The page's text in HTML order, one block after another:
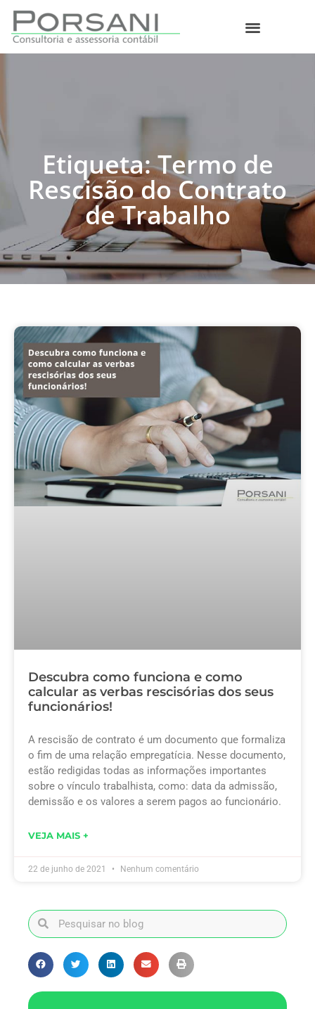
Etiqueta: Termo de
Rescisão do Contrato
de Trabalho
Descubra como funciona e como
calcular as verbas rescisórias dos seus
funcionários!
A rescisão de contrato é um documento que formaliza
o fim de uma relação empregatícia. Nesse documento,
estão redigidas todas as informações importantes
sobre o vínculo trabalhista, como: data da admissão,
demissão e os valores a serem pagos ao funcionário.
VEJA MAIS +
22 de junho de 2021 Nenhum comentário